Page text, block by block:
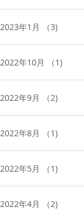
2023年1月 （3)
2022年10月 （1)
2022年9月 （2)
2022年8月 （1)
2022年5月 （1)
2022年4月 （2)